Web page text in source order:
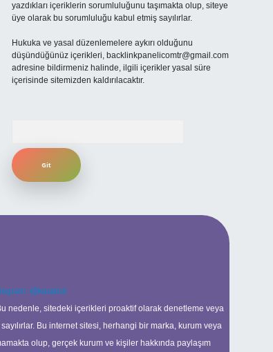
yazdıkları içeriklerin sorumluluğunu taşımakta olup, siteye
üye olarak bu sorumluluğu kabul etmiş sayılırlar.
Hukuka ve yasal düzenlemelere aykırı olduğunu
düşündüğünüz içerikleri, backlinkpanelicomtr@gmail.com
adresine bildirmeniz halinde, ilgili içerikler yasal süre
içerisinde sitemizden kaldırılacaktır.
@karabul
nedenle, sitedeki içerikleri proaktif olarak denetleme veya
Bu internet sitesi, herhangi bir marka, kurum veya
olup, gerçek kurum ve kişiler hakkında paylaşım